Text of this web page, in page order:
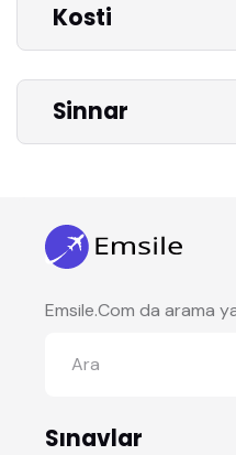
Kosti
Sinnar
Emsile.Com da arama
Sınavlar